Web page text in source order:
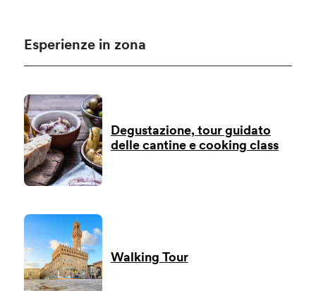
Esperienze in zona
Degustazione, tour guidato
delle cantine e cooking class
Walking Tour